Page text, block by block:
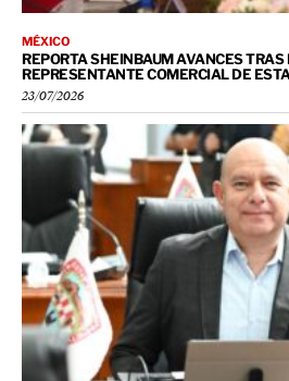
MÉXICO
REPORTA SHEINBAUM AVANCES TRAS
REPRESENTANTE COMERCIAL DE
23/07/2026